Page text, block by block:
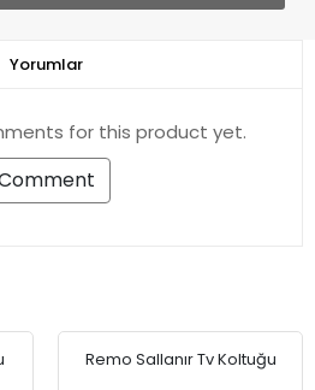
Yorumlar
for this product yet.
Remo Sallanır Tv Koltuğu